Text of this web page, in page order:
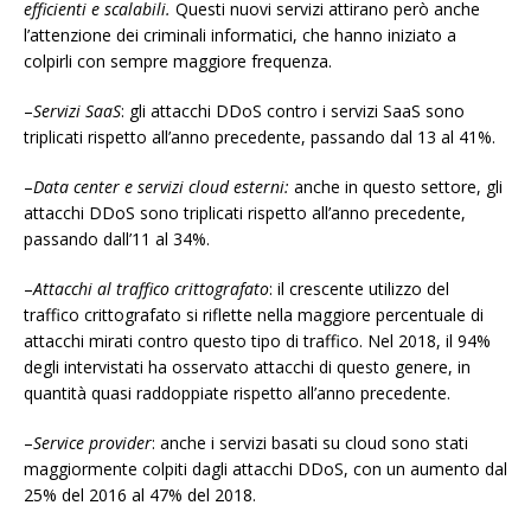
efficienti e scalabili. Questi nuovi servizi attirano però anche
l’attenzione dei criminali informatici, che hanno iniziato a
colpirli con sempre maggiore frequenza.
–Servizi SaaS: gli attacchi DDoS contro i servizi SaaS sono
triplicati rispetto all’anno precedente, passando dal 13 al 41%.
–Data center e servizi cloud esterni: anche in questo settore, gli
attacchi DDoS sono triplicati rispetto all’anno precedente,
passando dall’11 al 34%.
–Attacchi al traffico crittografato: il crescente utilizzo del
traffico crittografato si riflette nella maggiore percentuale di
attacchi mirati contro questo tipo di traffico. Nel 2018, il 94%
degli intervistati ha osservato attacchi di questo genere, in
quantità quasi raddoppiate rispetto all’anno precedente.
–Service provider: anche i servizi basati su cloud sono stati
maggiormente colpiti dagli attacchi DDoS, con un aumento dal
25% del 2016 al 47% del 2018.